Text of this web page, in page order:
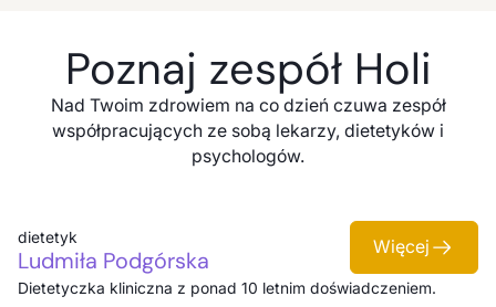
Poznaj zespół Holi
Nad Twoim zdrowiem na co dzień czuwa zespół
współpracujących ze sobą lekarzy, dietetyków i
psychologów.
Ludmiła Podgórska
dietetyk Więcej
Dietetyczka kliniczna z ponad 10 letnim doświadczeniem.